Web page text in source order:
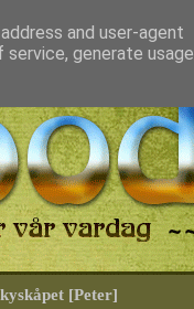
[Peter]
and user-agent
generate usage